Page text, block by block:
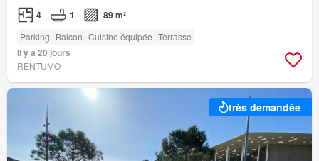
4 1 89 m²
Parking Balcon Cuisine équipée Terrasse
Il y a 20 jours
RENTUMO
très demandée